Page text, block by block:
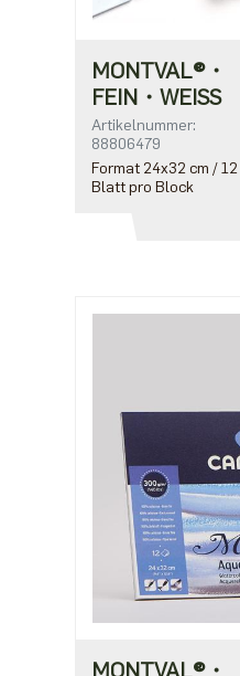
MONTVAL®・
FEIN・WEISS
Artikelnummer:
88806479
Format 24x32 cm / 12
Blatt pro Block
MONTVAL®・